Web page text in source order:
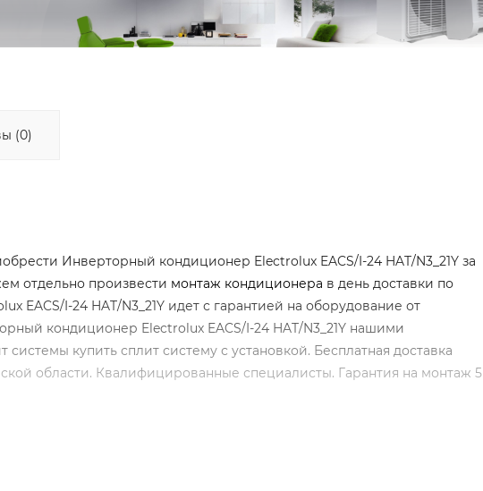
(0)
Инверторный кондиционер Electrolux EACS/I-24 HAT/N3_21Y за
отдельно произвести монтаж кондиционера в день доставки по
EACS/I-24 HAT/N3_21Y идет с гарантией на оборудование от
кондиционер Electrolux EACS/I-24 HAT/N3_21Y нашими
купить сплит систему с установкой. Бесплатная доставка
области. Квалифицированные специалисты. Гарантия на монтаж 5